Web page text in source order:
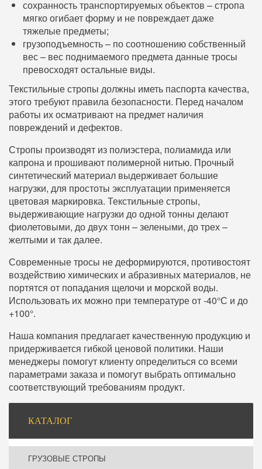
сохранность транспортируемых объектов – стропа
мягко огибает форму и не повреждает даже
тяжелые предметы;
грузоподъемность – по соотношению собственный
вес – вес поднимаемого предмета данные тросы
превосходят остальные виды.
Текстильные стропы должны иметь паспорта качества,
этого требуют правила безопасности. Перед началом
работы их осматривают на предмет наличия
повреждений и дефектов.
Стропы производят из полиэстера, полиамида или
капрона и прошивают полимерной нитью. Прочный
синтетический материал выдерживает большие
нагрузки, для простоты эксплуатации применяется
цветовая маркировка. Текстильные стропы,
выдерживающие нагрузки до одной тонны делают
фиолетовыми, до двух тонн – зелеными, до трех –
желтыми и так далее.
Современные тросы не деформируются, противостоят
воздействию химических и абразивных материалов, не
портятся от попадания щелочи и морской воды.
Использовать их можно при температуре от -40°С и до
+100°.
Наша компания предлагает качественную продукцию и
придерживается гибкой ценовой политики. Наши
менеджеры помогут клиенту определиться со всеми
параметрами заказа и помогут выбрать оптимально
соответствующий требованиям продукт.
КАТАЛОГ
ГРУЗОВЫЕ СТРОПЫ